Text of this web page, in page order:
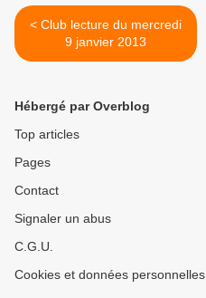
< Club lecture du mercredi
9 janvier 2013
Hébergé par Overblog
Top articles
Pages
Contact
Signaler un abus
C.G.U.
Cookies et données personnelles